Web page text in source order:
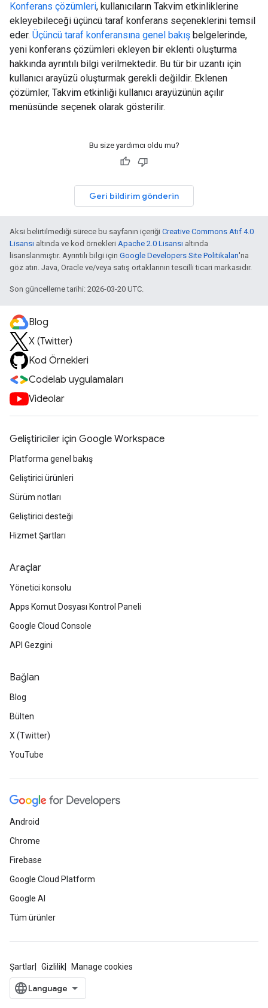
Konferans çözümleri, kullanıcıların Takvim etkinliklerine
ekleyebileceği üçüncü taraf konferans seçeneklerini temsil
eder. Üçüncü taraf konferansına genel bakış belgelerinde,
yeni konferans çözümleri ekleyen bir eklenti oluşturma
hakkında ayrıntılı bilgi verilmektedir. Bu tür bir uzantı için
kullanıcı arayüzü oluşturmak gerekli değildir. Eklenen
çözümler, Takvim etkinliği kullanıcı arayüzünün açılır
menüsünde seçenek olarak gösterilir.
Bu size yardımcı oldu mu?
Geri bildirim gönderin
Aksi belirtilmediği sürece bu sayfanın içeriği Creative Commons Atıf 4.0
Lisansı altında ve kod örnekleri Apache 2.0 Lisansı altında
lisanslanmıştır. Ayrıntılı bilgi için Google Developers Site Politikaları'na
göz atın. Java, Oracle ve/veya satış ortaklarının tescilli ticari markasıdır.
Son güncelleme tarihi: 2026-03-20 UTC.
Blog
X (Twitter)
Kod Örnekleri
Codelab uygulamaları
Videolar
Geliştiriciler için Google Workspace
Platforma genel bakış
Geliştirici ürünleri
Sürüm notları
Geliştirici desteği
Hizmet Şartları
Araçlar
Yönetici konsolu
Apps Komut Dosyası Kontrol Paneli
Google Cloud Console
API Gezgini
Bağlan
Blog
Bülten
X (Twitter)
YouTube
Android
Chrome
Firebase
Google Cloud Platform
Google AI
Tüm ürünler
Şartlar Gizlilik Manage cookies